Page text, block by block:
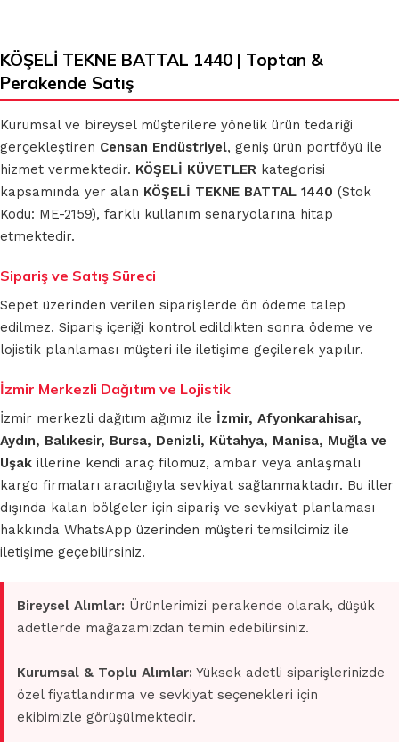
KÖŞELİ TEKNE BATTAL 1440 | Toptan &
Perakende Satış
Kurumsal ve bireysel müşterilere yönelik ürün tedariği
gerçekleştiren Censan Endüstriyel, geniş ürün portföyü ile
hizmet vermektedir. KÖŞELİ KÜVETLER kategorisi
kapsamında yer alan KÖŞELİ TEKNE BATTAL 1440 (Stok
Kodu: ME-2159), farklı kullanım senaryolarına hitap
etmektedir.
Sipariş ve Satış Süreci
Sepet üzerinden verilen siparişlerde ön ödeme talep
edilmez. Sipariş içeriği kontrol edildikten sonra ödeme ve
lojistik planlaması müşteri ile iletişime geçilerek yapılır.
İzmir Merkezli Dağıtım ve Lojistik
İzmir merkezli dağıtım ağımız ile İzmir, Afyonkarahisar,
Aydın, Balıkesir, Bursa, Denizli, Kütahya, Manisa, Muğla ve
Uşak illerine kendi araç filomuz, ambar veya anlaşmalı
kargo firmaları aracılığıyla sevkiyat sağlanmaktadır. Bu iller
dışında kalan bölgeler için sipariş ve sevkiyat planlaması
hakkında WhatsApp üzerinden müşteri temsilcimiz ile
iletişime geçebilirsiniz.
Bireysel Alımlar: Ürünlerimizi perakende olarak, düşük
adetlerde mağazamızdan temin edebilirsiniz.
Kurumsal & Toplu Alımlar: Yüksek adetli siparişlerinizde
özel fiyatlandırma ve sevkiyat seçenekleri için
ekibimizle görüşülmektedir.